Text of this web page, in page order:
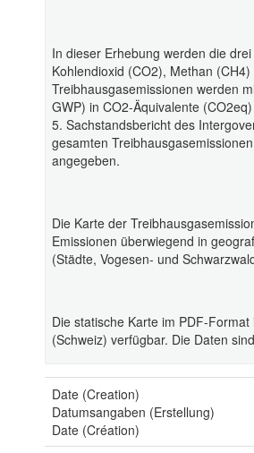
In dieser Erhebung werden die
Kohlendioxid (CO2), Methan
Treibhausgasemissionen werden
GWP) in CO2-Äquivalente
5. Sachstandsbericht des
gesamten
angegeben.
Die Karte der
Emissionen überwiegend in
(Städte, Vogesen- und
Die statische Karte im PDF-
(Schweiz) verfügbar. Die Daten
Date (Creation)
Datumsangaben (Erstellung)
Date (Création)